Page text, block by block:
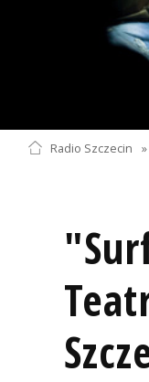
Radio Szczecin »